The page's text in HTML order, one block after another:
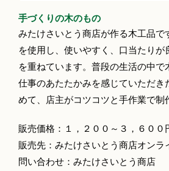
手づくりの木のもの
みたけさいとう商店が作る木工品で
を使用し、使いやすく、口当たりが
を重ねています。普段の生活の中で
仕事のあたたかみを感じていただき
めて、店主がコツコツと手作業で制
販売価格：１，２００～３，６００
販売先：みたけさいとう商店オンラ
問い合わせ：みたけさいとう商店